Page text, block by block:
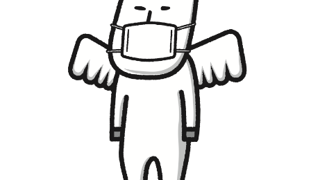
RECOMMENDATION
おすすめ情報
ABOUT HAKUBA
白馬村について
EVENTS
イベント情報
INFORMATION MEISTER TOUR
マイスターツアー
ACTIVITIES
アクティビティー
NORWAY VILLAGE
ノルウェービレッジ
SHIONOMICHI